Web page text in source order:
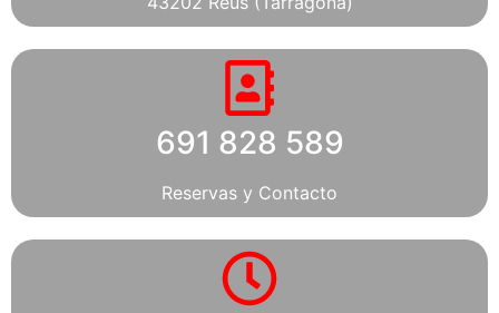
691 828 589
Reservas y Contacto